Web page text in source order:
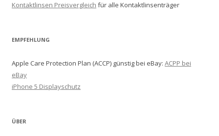
Kontaktlinsen Preisvergleich für alle Kontaktlinsenträger
EMPFEHLUNG
Apple Care Protection Plan (ACCP) günstig bei eBay: ACPP bei
eBay
iPhone 5 Displayschutz
ÜBER